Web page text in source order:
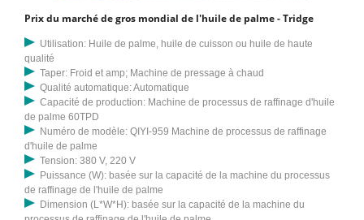
Prix du marché de gros mondial de l'huile de palme - Tridge
Utilisation: Huile de palme, huile de cuisson ou huile de haute
qualité
Taper: Froid et amp; Machine de pressage à chaud
Qualité automatique: Automatique
Capacité de production: Machine de processus de raffinage d'huile
de palme 60TPD
Numéro de modèle: QIYI-959 Machine de processus de raffinage
d'huile de palme
Tension: 380 V, 220 V
Puissance (W): basée sur la capacité de la machine du processus
de raffinage de l'huile de palme
Dimension (L*W*H): basée sur la capacité de la machine du